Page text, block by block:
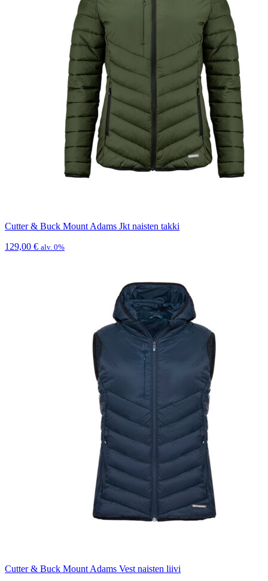
Cutter & Buck Mount Adams Jkt naisten takki
129,00 € alv. 0%
Cutter & Buck Mount Adams Vest naisten liivi